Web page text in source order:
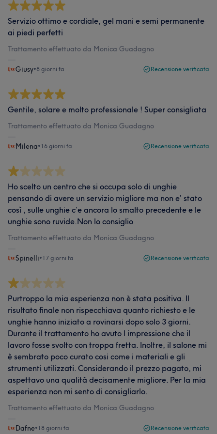
Servizio ottimo e cordiale, gel mani e semi permanente
ai piedi perfetti
Trattamento effettuato da Monica Guadagno
Giusy•8 giorni fa Recensione verificata
Gentile, solare e molto professionale ! Super consigliata
Trattamento effettuato da Monica Guadagno
Milena•16 giorni fa Recensione verificata
Ho scelto un centro che si occupa solo di unghie
pensando di avere un servizio migliore ma non e’ stato
così , sulle unghie c’e ancora lo smalto precedente e le
unghie sono ruvide.Non lo consiglio
Trattamento effettuato da Monica Guadagno
Spinelli•17 giorni fa Recensione verificata
Purtroppo la mia esperienza non è stata positiva. Il
risultato finale non rispecchiava quanto richiesto e le
unghie hanno iniziato a rovinarsi dopo solo 3 giorni.
Durante il trattamento ho avuto l impressione che il
lavoro fosse svolto con troppa fretta. Inoltre, il salone mi
è sembrato poco curato cosi come i materiali e gli
strumenti utilizzati. Considerando il prezzo pagato, mi
aspettavo una qualità decisamente migliore. Per la mia
esperienza non mi sento di consigliarlo.
Trattamento effettuato da Monica Guadagno
Dafne•18 giorni fa Recensione verificata